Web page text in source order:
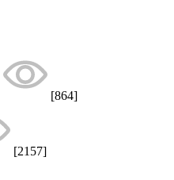
[864]
[2157]